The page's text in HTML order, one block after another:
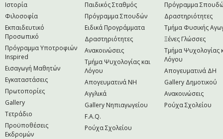
Ιστορία
Φιλοσοφία
Εκπαιδευτικό
Προσωπικό
Πρόγραμμα Υποτροφιών
Inspired
Εισαγωγή Μαθητών
Εγκαταστάσεις
Πρωτοπορίες
Gallery
Τετράδιο
Προϋποθέσεις
Εκδρομών
Παιδικός Σταθμός
Πρόγραμμα Σπουδών
Ειδικά Προγράμματα
Δραστηριότητες
Ανακοινώσεις
Τμήμα Ψυχολογίας και
Λόγου
Απογευματινά NH
Αγγλικά
Gallery Νηπιαγωγείου
F.A.Q.
Ρούχα Σχολείου
Πρόγραμμα
Δραστηριότητες
Τμήμα Φυσικής
Ξένες Γλώσσες
Τμήμα Ψυχολογίας
Λόγου
Απογευματινά ΔΗ
Gallery Δημοτικού
Ανακοινώσεις
Ρούχα Σχολείου